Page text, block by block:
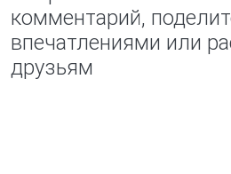
комментарий,
впечатлениями или
друзьям